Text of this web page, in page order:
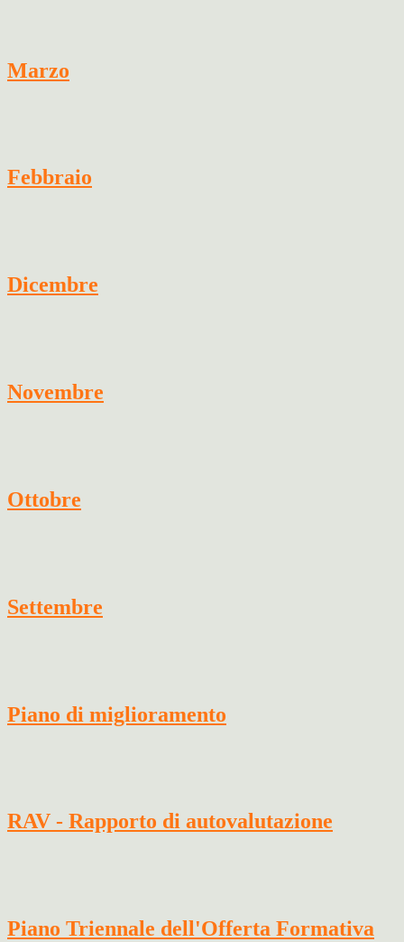
Marzo
Febbraio
Dicembre
Novembre
Ottobre
Settembre
Piano di miglioramento
RAV - Rapporto di autovalutazione
Piano Triennale dell'Offerta Formativa